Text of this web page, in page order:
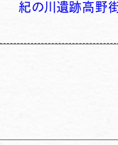
紀の川 遺跡高野